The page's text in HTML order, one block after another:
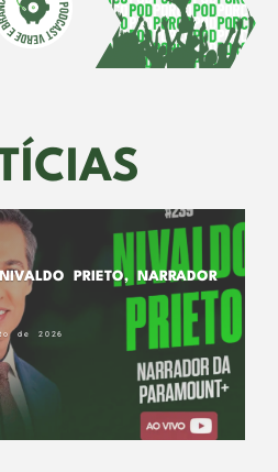
PRIETO, NARRADOR
de 2026